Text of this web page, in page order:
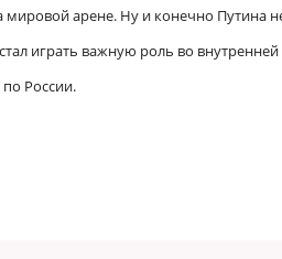
арене. Ну и конечно Путина
играть важную роль во
России.